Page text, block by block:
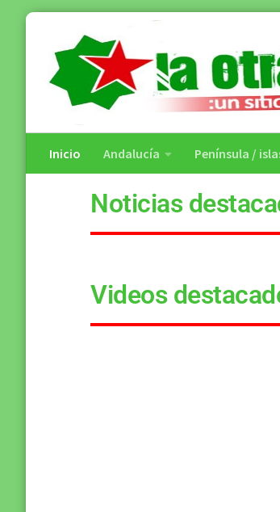
Saltar al contenido
Inicio Andalucía Península /
Noticias
Videos